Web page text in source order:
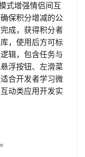
式增强情侣间互
保积分增减的公
成，获得积分者
，使用后方可标
辑，包含任务与
浮按钮、左滑菜
合开发者学习微
动类应用开发实